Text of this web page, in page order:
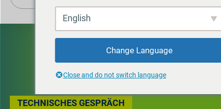
TECHNISCHES GESPRÄCH
English
Change Language
Close and do not switch language